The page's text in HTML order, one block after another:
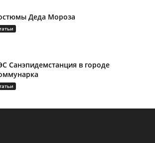
Деда Мороза
Санэпидемстанция в городе